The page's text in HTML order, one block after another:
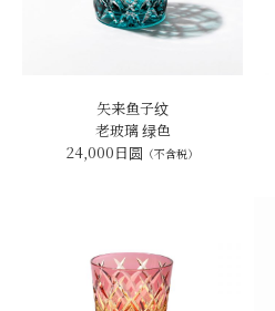
矢来鱼子纹
老玻璃 绿色
24,000日圆 （不含税）